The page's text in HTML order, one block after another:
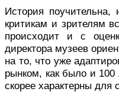
История
критикам и зрителям
происходит и с
директора музеев
на то, что уже
рынком, как было и 100
скорее характерны для